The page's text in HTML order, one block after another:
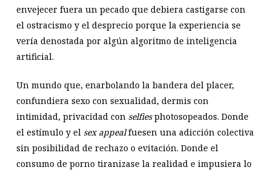
envejecer fuera un pecado que debiera castigarse con
el ostracismo y el desprecio porque la experiencia se
vería denostada por algún algoritmo de inteligencia
artificial.
Un mundo que, enarbolando la bandera del placer,
confundiera sexo con sexualidad, dermis con
intimidad, privacidad con selfiesphotosopeados. Donde
el estímulo y el sex appealfuesen una adicción colectiva
sin posibilidad de rechazo o evitación. Donde el
consumo de porno tiranizase la realidad e impusiera lo